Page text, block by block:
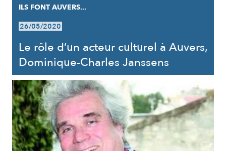
ILS FONT AUVERS...
26/05/2020
Le rôle d’un acteur culturel à Auvers,
Dominique-Charles Janssens